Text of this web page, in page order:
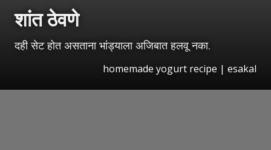
शांत ठेवणे
दही सेट होत असताना भांड्याला अजिबात हलवू नका.
homemade yogurt recipe | esakal